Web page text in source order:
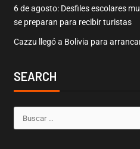
6 de agosto: Desfiles escolares
se preparan para recibir turistas
Cazzu llegó a Bolivia para
SEARCH